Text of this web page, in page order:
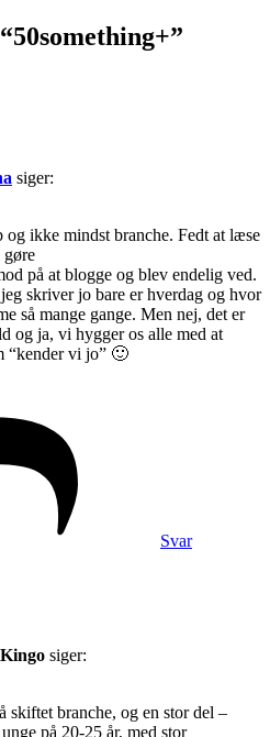
siger:
ikke mindst branche. Fedt at læse
gøre
på at blogge og blev endelig ved.
skriver jo bare er hverdag og hvor
så mange gange. Men nej, det er
og ja, vi hygger os alle med at
“kender vi jo” 🙂
Svar
siger:
skiftet branche, og en stor del –
på 20-25 år, med stor